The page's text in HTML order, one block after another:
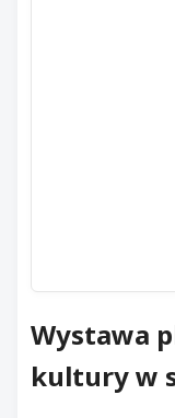
Wystawa
kultury w